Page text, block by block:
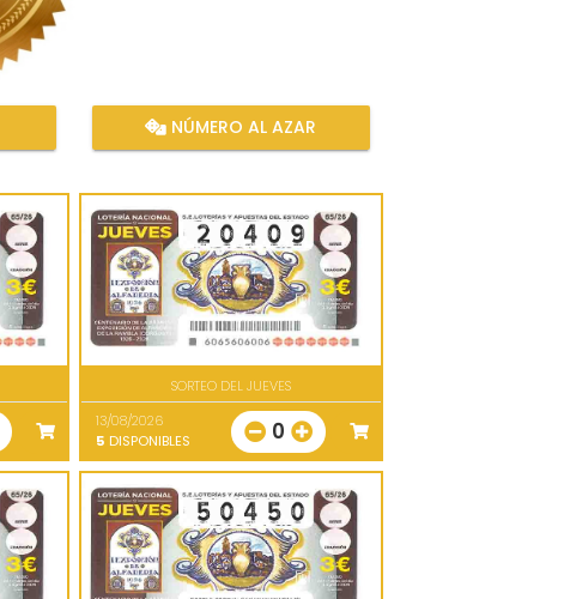
NÚMERO AL AZAR
SORTEO DEL JUEVES
13/08/2026
5 DISPONIBLES 0